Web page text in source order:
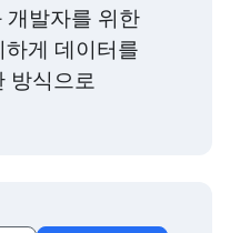
개발자를 위한
하게 데이터를
방식으로